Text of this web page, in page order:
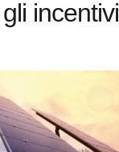
incentivi